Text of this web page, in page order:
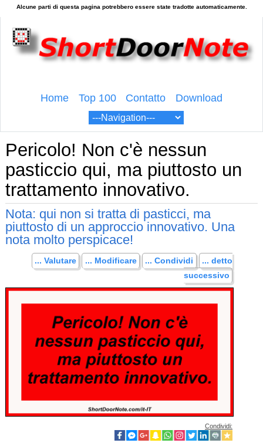
Home Top 100 Contatto Download
Pericolo! Non c'è nessun
pasticcio qui, ma piuttosto un
trattamento innovativo.
Nota: qui non si tratta di pasticci, ma
piuttosto di un approccio innovativo. Una
nota molto perspicace!
... Valutare ... Modificare ... Condividi
... detto
successivo
Condividi: